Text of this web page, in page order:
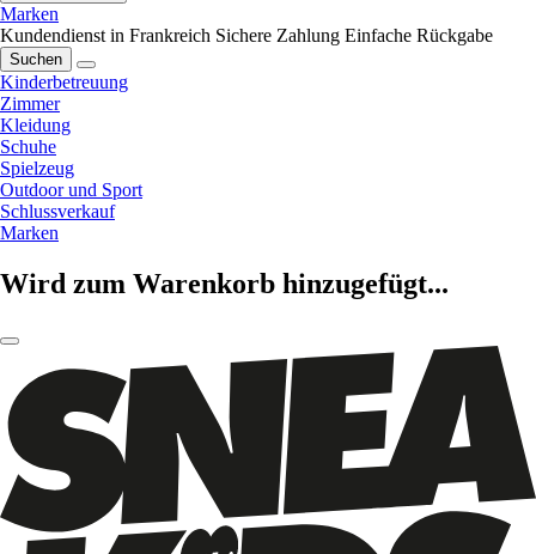
Marken
Kundendienst in Frankreich Sichere Zahlung Einfache Rückgabe
Suchen
Kinderbetreuung
Zimmer
Kleidung
Schuhe
Spielzeug
Outdoor und Sport
Schlussverkauf
Marken
Wird zum Warenkorb hinzugefügt...